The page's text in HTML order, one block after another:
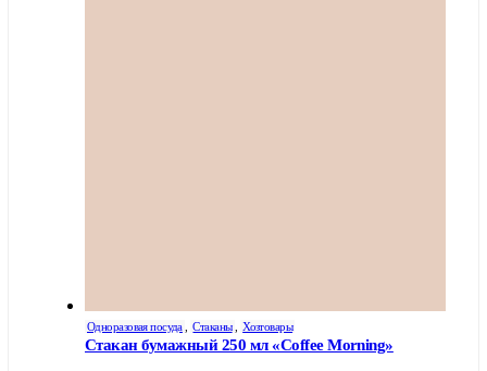
Одноразовая посуда Стаканы Хозтовары
Стакан бумажный 250 мл «Coffee Morning»